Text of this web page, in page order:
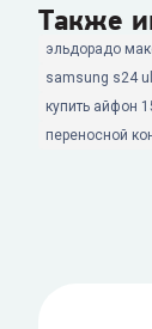
Также
эльдорадо
samsung s24
купить айфон
переносной